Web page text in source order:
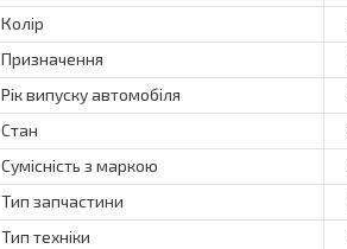
Колір
Призначення
Рік випуску автомобіля
Стан
Сумісність з маркою
Тип запчастини
Тип техніки